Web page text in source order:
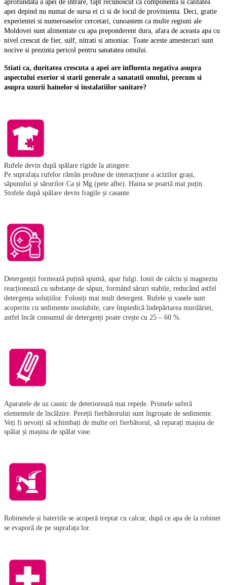
aprofundata a apei de intrare, fapt recunoscut ca componenta si calitatea
apei depind nu numai de sursa ei ci si de locul de provinienta. Deci, gratie
experientei si numeroaselor cercetari, cunoastem ca multe regiuni ale
Moldovei sunt alimentate cu apa preponderent dura, afara de aceasta apa cu
nivel crescut de fier, sulf, nitrati si amoniac. Toate aceste amestecuri sunt
nocive si prezinta pericol pentru sanatatea omului.
Stiati ca, duritatea crescuta a apei are influenta negativa asupra
aspectului exerior si starii generale a sanatatii omului, precum si
asupra uzurii hainelor si instalatiilor sanitare?
Rufele devin după spălare rigide la atingere.
Pe suprafața rufelor rămân produse de interacțiune a acizilor grași,
săpunului și sărurilor Ca și Mg (pete albe). Haina se poartă mai puțin.
Stofele după spălare devin fragile și casante.
Detergenții formează puțină spumă, apar fulgi. Ionii de calciu și magneziu
reacționează cu substanțe de săpun, formând săruri stabile, reducând astfel
detergența soluțiilor. Folosiți mai mult detergent. Rufele și vasele sunt
acoperite cu sedimente insolubile, care împiedică îndepărtarea murdăriei,
astfel încât consumul de detergenți poate crește cu 25 – 60 %.
Aparatele de uz casnic de deteriorează mai repede. Primele suferă
elementele de încălzire. Pereții fierbătorului sunt îngroșate de sedimente.
Veți fi nevoiți să schimbați de multe ori fierbătorul, să reparați mașina de
spălat și mașina de spălat vase.
Robinetele și bateriile se acoperă treptat cu calcar, după ce apa de la robinet
se evaporă de pe suprafața lor.